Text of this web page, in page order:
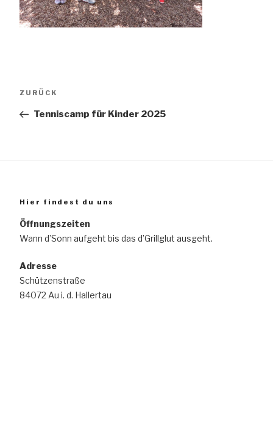
Vorheriger
ZURÜCK
Tenniscamp für Kinder 2025
Hier findest du uns
Öffnungszeiten
Wann d’Sonn aufgeht bis das d’Grillglut ausgeht.
Adresse
Schützenstraße
84072 Au i. d. Hallertau